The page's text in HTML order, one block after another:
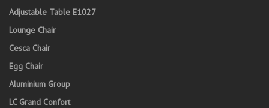
Adjustable Table E1027
Lounge Chair
Cesca Chair
Egg Chair
Aluminium Group
LC Grand Confort